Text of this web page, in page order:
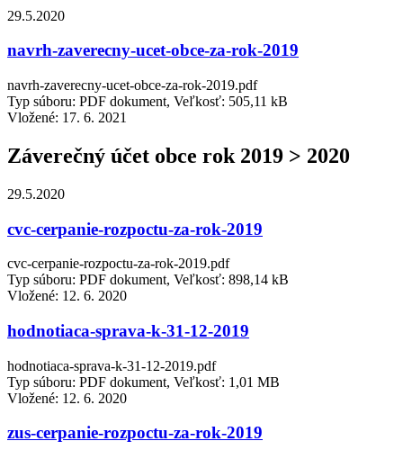
29.5.2020
navrh-zaverecny-ucet-obce-za-rok-2019
navrh-zaverecny-ucet-obce-za-rok-2019.pdf
Typ súboru: PDF dokument, Veľkosť: 505,11 kB
Vložené: 17. 6. 2021
Záverečný účet obce rok 2019 > 2020
29.5.2020
cvc-cerpanie-rozpoctu-za-rok-2019
cvc-cerpanie-rozpoctu-za-rok-2019.pdf
Typ súboru: PDF dokument, Veľkosť: 898,14 kB
Vložené: 12. 6. 2020
hodnotiaca-sprava-k-31-12-2019
hodnotiaca-sprava-k-31-12-2019.pdf
Typ súboru: PDF dokument, Veľkosť: 1,01 MB
Vložené: 12. 6. 2020
zus-cerpanie-rozpoctu-za-rok-2019